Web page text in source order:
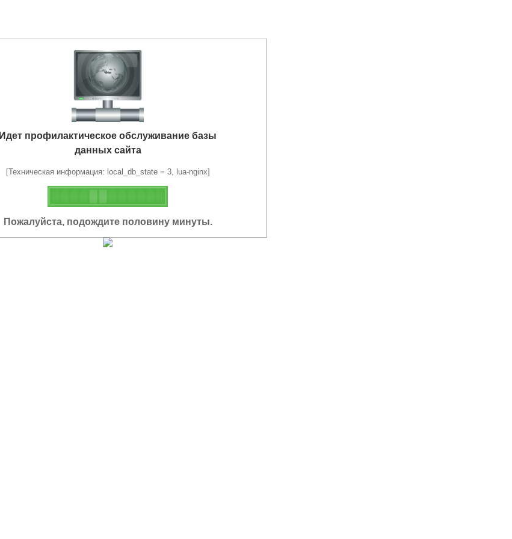
Идет профилактическое обслуживание базы
данных сайта
[Техническая информация: local_db_state = 3, lua-nginx]
Пожалуйста, подождите половину минуты.